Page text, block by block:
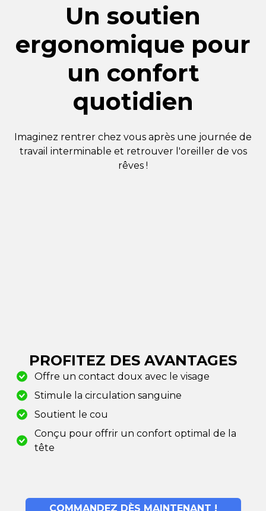
Un soutien
ergonomique pour
un confort
quotidien
Imaginez rentrer chez vous après une journée de
travail interminable et retrouver l'oreiller de vos
rêves !
PROFITEZ DES AVANTAGES
Offre un contact doux avec le visage
Stimule la circulation sanguine
Soutient le cou
Conçu pour offrir un confort optimal de la
tête
COMMANDEZ DÈS MAINTENANT !